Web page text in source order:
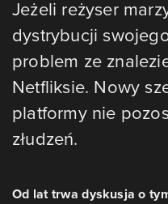
Jeżeli reżyser
dystrybucji
problem ze
Netfliksie. Nowy
platformy nie
złudzeń.
Od lat trwa dyskusja o